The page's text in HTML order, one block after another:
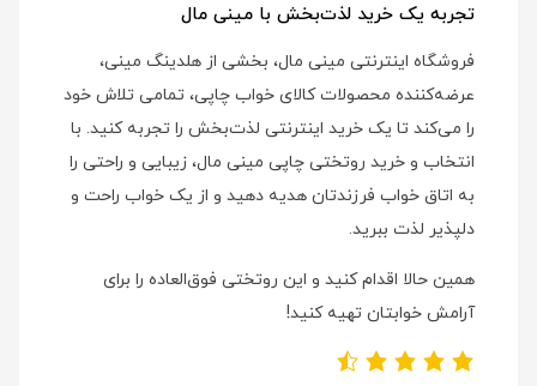
تجربه یک خرید لذت‌بخش با مینی مال
فروشگاه اینترنتی مینی مال، بخشی از هلدینگ مینی،
عرضه‌کننده محصولات کالای خواب چاپی، تمامی تلاش خود
را می‌کند تا یک خرید اینترنتی لذت‌بخش را تجربه کنید. با
انتخاب و خرید روتختی چاپی مینی مال، زیبایی و راحتی را
به اتاق خواب فرزندتان هدیه دهید و از یک خواب راحت و
دلپذیر لذت ببرید.
همین حالا اقدام کنید و این روتختی فوق‌العاده را برای
آرامش خوابتان تهیه کنید!